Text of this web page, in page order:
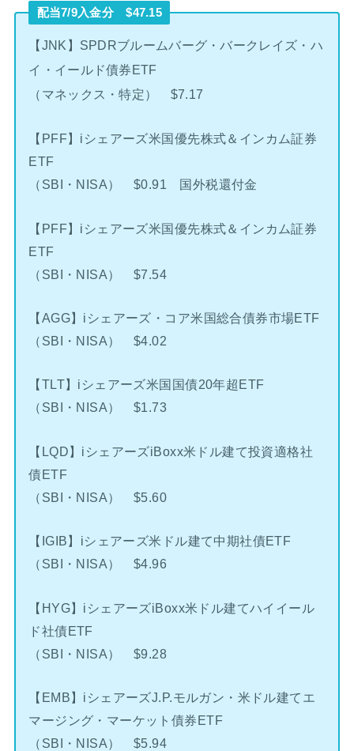
配当7/9入金分 $47.15
【JNK】SPDRブルームバーグ・バークレイズ・ハ
イ・イールド債券ETF
（マネックス・特定） $7.17
【PFF】iシェアーズ米国優先株式＆インカム証券
ETF
（SBI・NISA） $0.91 国外税還付金
【PFF】iシェアーズ米国優先株式＆インカム証券
ETF
（SBI・NISA） $7.54
【AGG】iシェアーズ・コア米国総合債券市場ETF
（SBI・NISA） $4.02
【TLT】iシェアーズ米国国債20年超ETF
（SBI・NISA） $1.73
【LQD】iシェアーズiBoxx米ドル建て投資適格社
債ETF
（SBI・NISA） $5.60
【IGIB】iシェアーズ米ドル建て中期社債ETF
（SBI・NISA） $4.96
【HYG】iシェアーズiBoxx米ドル建てハイイール
ド社債ETF
（SBI・NISA） $9.28
【EMB】iシェアーズJ.P.モルガン・米ドル建てエ
マージング・マーケット債券ETF
（SBI・NISA） $5.94